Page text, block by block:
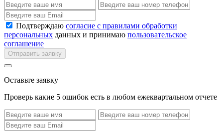
Подтверждаю согласие с правилами обработки
персональных данных и принимаю пользовательское
соглашение
Отправить заявку
Оставьте заявку
Проверь какие 5 ошибок есть в любом ежеквартальном отчете